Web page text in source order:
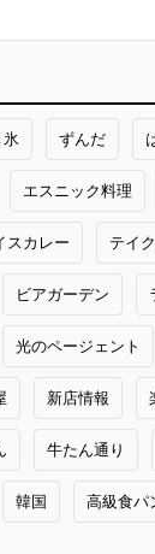
ずんだ
エスニック料理
スカレー テイ
ビアガーデン
光のページェント
新店情報
牛たん通り
韓国 高級食パ